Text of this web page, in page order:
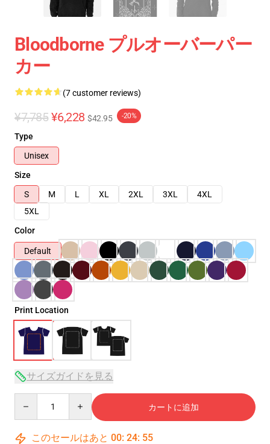
Bloodborne プルオーバーパー
カー
(7 customer reviews)
¥7,785 ¥6,228 $42.95 -20%
Type
Unisex
Size
S
M L XL 2XL 3XL
4XL
5XL
Color
Default
Print Location
サイズガイドを見る
カートに追加
このセールはあと 00: 24: 54